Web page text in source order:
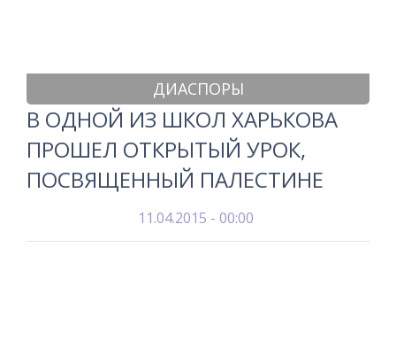
ДИАСПОРЫ
В ОДНОЙ ИЗ ШКОЛ ХАРЬКОВА
ПРОШЕЛ ОТКРЫТЫЙ УРОК,
ПОСВЯЩЕННЫЙ ПАЛЕСТИНЕ
11.04.2015 - 00:00